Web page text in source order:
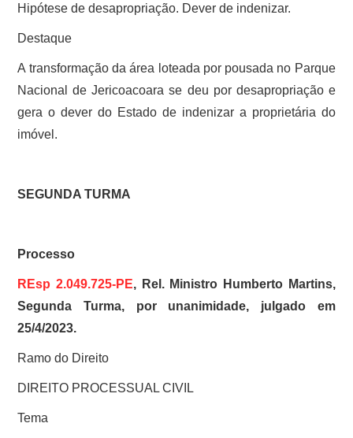
Hipótese de desapropriação. Dever de indenizar.
Destaque
A transformação da área loteada por pousada no Parque
Nacional de Jericoacoara se deu por desapropriação e
gera o dever do Estado de indenizar a proprietária do
imóvel.
SEGUNDA TURMA
Processo
REsp 2.049.725-PE, Rel. Ministro Humberto Martins,
Segunda Turma, por unanimidade, julgado em
25/4/2023.
Ramo do Direito
DIREITO PROCESSUAL CIVIL
Tema